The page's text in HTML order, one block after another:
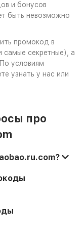
и бонусов
быть невозможно
промокод в
самые секретные), а
условиям
узнать у нас или
про